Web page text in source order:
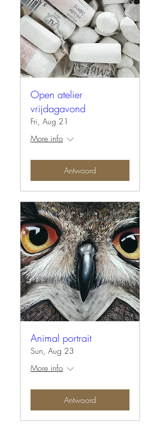
Open atelier
vrijdagavond
Fri, Aug 21
More info
Antwoord
Animal portrait
Sun, Aug 23
More info
Antwoord